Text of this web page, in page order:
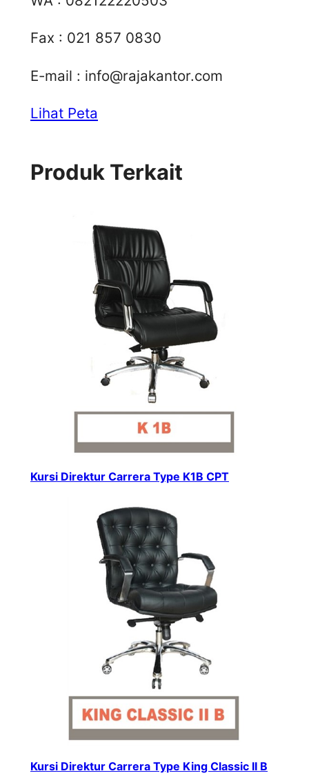
Fax : 021 857 0830
E-mail : info@rajakantor.com
Lihat Peta
Produk Terkait
Kursi Direktur Carrera Type K1B CPT
Kursi Direktur Carrera Type King Classic II B